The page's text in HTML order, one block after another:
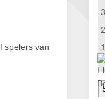
spelers van
3
2
1